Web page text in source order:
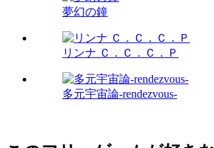
夢幻の鐘
リンナ Ｃ．Ｃ．Ｃ．Ｐ
多元宇宙論-rendezvous-